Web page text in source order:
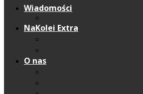
Wiadomości
NaKolei Extra
O nas